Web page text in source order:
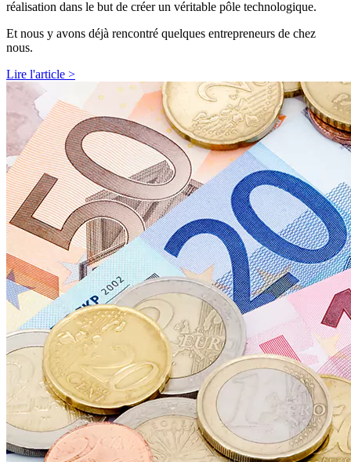
réalisation dans le but de créer un véritable pôle technologique.
Et nous y avons déjà rencontré quelques entrepreneurs de chez
nous.
Lire l'article >